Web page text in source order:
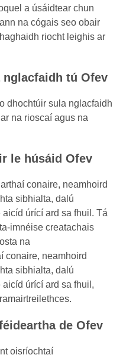
a úsáidtear chun
na cógais seo obair
riocht leighis ar
tú Ofev
dhochtúir sula nglacfaidh
na rioscaí agus na
le húsáid Ofev
conaire, neamhoird
sibhialta, dalú
úrící ard sa fhuil. Tá
imnéise creatachais
na
conaire, neamhoird
sibhialta, dalú
úrící ard sa fhuil,
de Ofev
oisríochtaí